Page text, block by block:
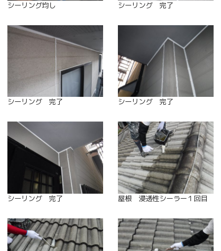
シーリング均し シーリング 完了
シーリング 完了 シーリング 完了
シーリング 完了 屋根 浸透性シーラー１回目